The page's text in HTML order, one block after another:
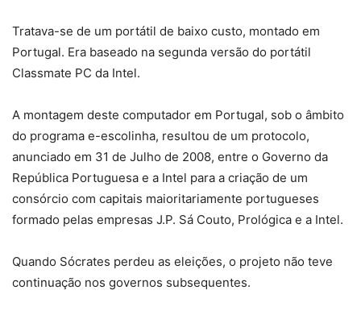
Tratava-se de um portátil de baixo custo, montado em
Portugal. Era baseado na segunda versão do portátil
Classmate PC da Intel.
A montagem deste computador em Portugal, sob o âmbito
do programa e-escolinha, resultou de um protocolo,
anunciado em 31 de Julho de 2008, entre o Governo da
República Portuguesa e a Intel para a criação de um
consórcio com capitais maioritariamente portugueses
formado pelas empresas J.P. Sá Couto, Prológica e a Intel.
Quando Sócrates perdeu as eleições, o projeto não teve
continuação nos governos subsequentes.